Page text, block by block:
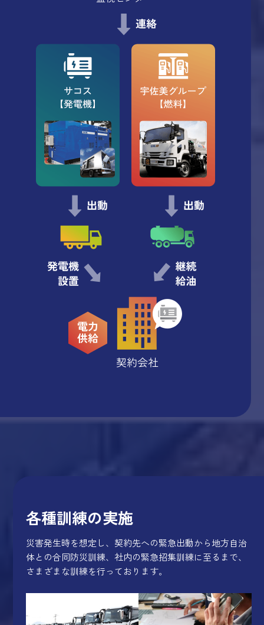
各種訓練の実施
災害発生時を想定し、契約先への緊急出動から地方自治
体との合同防災訓練、社内の緊急招集訓練に至るまで、
さまざまな訓練を行っております。